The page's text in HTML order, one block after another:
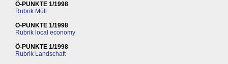
Ö-PUNKTE 1/1998
Rubrik Müll
Ö-PUNKTE 1/1998
Rubrik local economy
Ö-PUNKTE 1/1998
Rubrik Landschaft